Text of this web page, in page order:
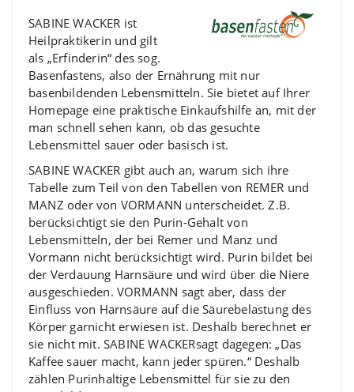
SABINE WACKER ist
Heilpraktikerin und gilt
als „Erfinderin“ des sog.
Basenfastens, also der Ernährung mit nur
basenbildenden Lebensmitteln. Sie bietet auf Ihrer
Homepage eine praktische Einkaufshilfe an, mit der
man schnell sehen kann, ob das gesuchte
Lebensmittel sauer oder basisch ist.
SABINE WACKER gibt auch an, warum sich ihre
Tabelle zum Teil von den Tabellen von REMER und
MANZ oder von VORMANN unterscheidet. Z.B.
berücksichtigt sie den Purin-Gehalt von
Lebensmitteln, der bei Remer und Manz und
Vormann nicht berücksichtigt wird. Purin bildet bei
der Verdauung Harnsäure und wird über die Niere
ausgeschieden. VORMANN sagt aber, dass der
Einfluss von Harnsäure auf die Säurebelastung des
Körper garnicht erwiesen ist. Deshalb berechnet er
sie nicht mit. SABINE WACKERsagt dagegen: „Das
Kaffee sauer macht, kann jeder spüren.“ Deshalb
zählen Purinhaltige Lebensmittel für sie zu den